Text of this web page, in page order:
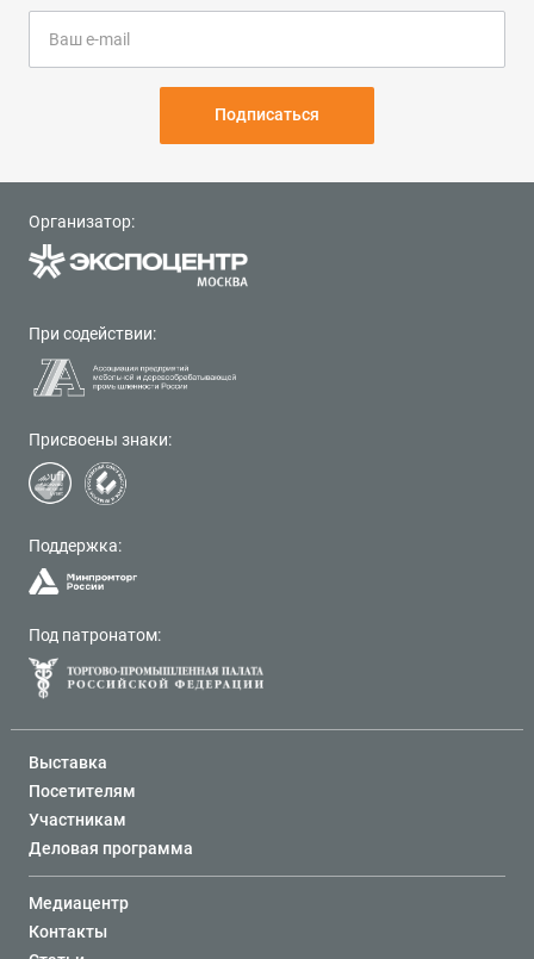
Подписаться
Организатор:
При содействии:
Присвоены знаки:
Поддержка:
Под патронатом:
Выставка
Посетителям
Участникам
Деловая программа
Медиацентр
Контакты